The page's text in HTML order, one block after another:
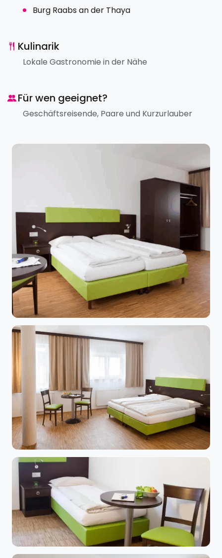
Burg Raabs an der Thaya
Kulinarik
Lokale Gastronomie in der Nähe
Für wen geeignet?
Geschäftsreisende, Paare und Kurzurlauber